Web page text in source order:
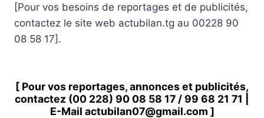
[Pour vos besoins de reportages et de publicités,
contactez le site web actubilan.tg au 00228 90
08 58 17].
[ Pour vos reportages, annonces et publicités,
contactez (00 228) 90 08 58 17 / 99 68 21 71
E-Mail actubilan07@gmail.com ]